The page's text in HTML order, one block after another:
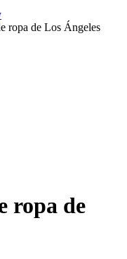
ropa de Los Ángeles
ropa de